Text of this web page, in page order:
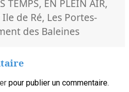
TEMPS, EN PLEIN AIR,
de Ré, Les Portes-
des Baleines
pour publier un commentaire.